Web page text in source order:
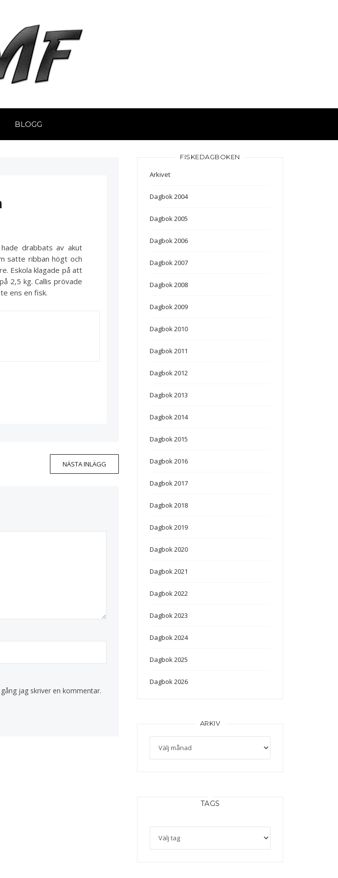
BLOGG
drabbats av akut
satte ribban högt och
Eskola klagade på att
2,5 kg. Callis prövade
ens en fisk.
NÄSTA INLÄGG
jag skriver en kommentar.
FISKEDAGBOKEN
Arkivet
Dagbok 2004
Dagbok 2005
Dagbok 2006
Dagbok 2007
Dagbok 2008
Dagbok 2009
Dagbok 2010
Dagbok 2011
Dagbok 2012
Dagbok 2013
Dagbok 2014
Dagbok 2015
Dagbok 2016
Dagbok 2017
Dagbok 2018
Dagbok 2019
Dagbok 2020
Dagbok 2021
Dagbok 2022
Dagbok 2023
Dagbok 2024
Dagbok 2025
Dagbok 2026
ARKIV
Arkiv
TAGS